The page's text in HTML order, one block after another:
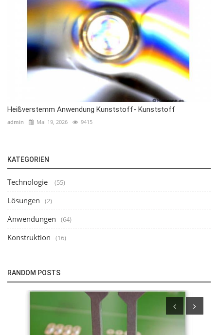
Heißverstemm Anwendung Kunststoff- Kunststoff
admin Mai 19, 2026 9415
KATEGORIEN
Technologie (55)
Lösungen (2)
Anwendungen (64)
Konstruktion (16)
RANDOM POSTS